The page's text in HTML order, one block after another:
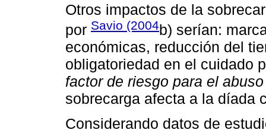
Otros impactos de la
por Savio (2004b) serían:
económicas, reducción del
obligatoriedad en el cuidado
factor de riesgo para el
sobrecarga afecta a la díada
Considerando datos de